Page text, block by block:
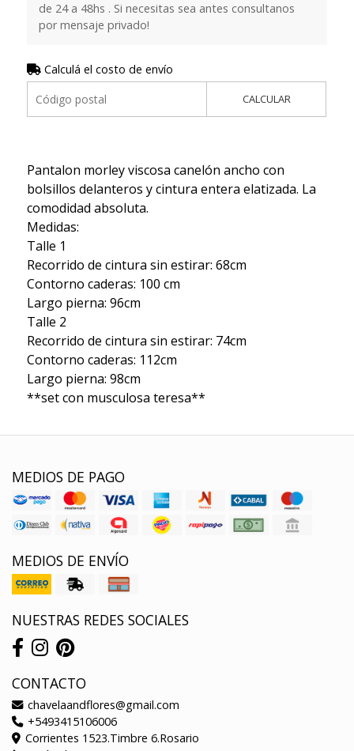
de 24 a 48hs . Si necesitas sea antes consultanos
por mensaje privado!
Calculá el costo de envío
CALCULAR
Pantalon morley viscosa canelón ancho con
bolsillos delanteros y cintura entera elatizada. La
comodidad absoluta.
Medidas:
Talle 1
Recorrido de cintura sin estirar: 68cm
Contorno caderas: 100 cm
Largo pierna: 96cm
Talle 2
Recorrido de cintura sin estirar: 74cm
Contorno caderas: 112cm
Largo pierna: 98cm
**set con musculosa teresa**
MEDIOS DE PAGO
MEDIOS DE ENVÍO
NUESTRAS REDES SOCIALES
CONTACTO
chavelaandflores@gmail.com
+5493415106006
Corrientes 1523.Timbre 6.Rosario